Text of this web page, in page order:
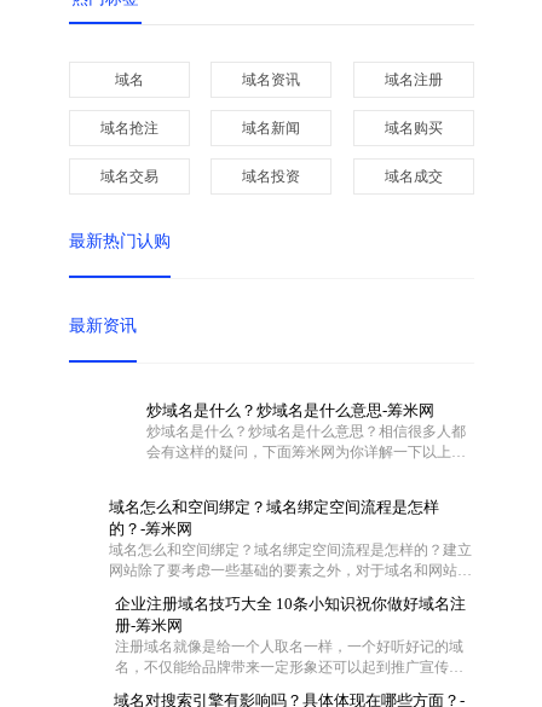
域名 域名资讯 域名注册
域名抢注 域名新闻 域名购买
域名交易 域名投资 域名成交
最新热门认购
最新资讯
炒域名是什么？炒域名是什么意思-筹米网
炒域名是什么？炒域名是什么意思？相信很多人都
会有这样的疑问，下面筹米网为你详解一下以上问
域名怎么和空间绑定？域名绑定空间流程是怎样
的？-筹米网
域名怎么和空间绑定？域名绑定空间流程是怎样的？建立
网站除了要考虑一些基础的要素之外，对于域名和网站空
么联系在一起呢?一般都是通过域名解析把域名指向空间
IP，让用户可以通过域名访问网站空间。那么网站域名如
何绑定空间？下面筹米网小编就带大家去看看域名怎么和
空间绑定和域名绑定空间流程是怎样的。
企业注册域名技巧大全 10条小知识祝你做好域名注
册-筹米网
注册域名就像是给一个人取名一样，一个好听好记的域
名，不仅能给品牌带来一定形象还可以起到推广宣传的
域名对搜索引擎有影响吗？具体体现在哪些方面？-